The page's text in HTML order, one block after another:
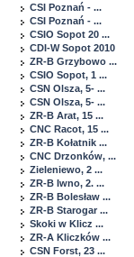
CSI Poznań - ...
CSI Poznań - ...
CSIO Sopot 20 ...
CDI-W Sopot 2010
ZR-B Grzybowo ...
CSIO Sopot, 1 ...
CSN Olsza, 5- ...
CSN Olsza, 5- ...
ZR-B Arat, 15 ...
CNC Racot, 15 ...
ZR-B Kołatnik ...
CNC Drzonków, ...
Zieleniewo, 2 ...
ZR-B Iwno, 2. ...
ZR-B Bolesław ...
ZR-B Starogar ...
Skoki w Klicz ...
ZR-A Kliczków ...
CSN Forst, 23 ...